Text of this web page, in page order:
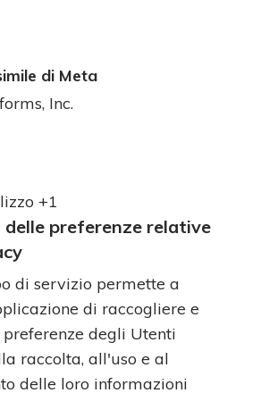
di Meta
Inc.
+1
delle preferenze relative
di servizio permette a
di raccogliere e
degli Utenti
raccolta, all'uso e al
delle loro informazioni